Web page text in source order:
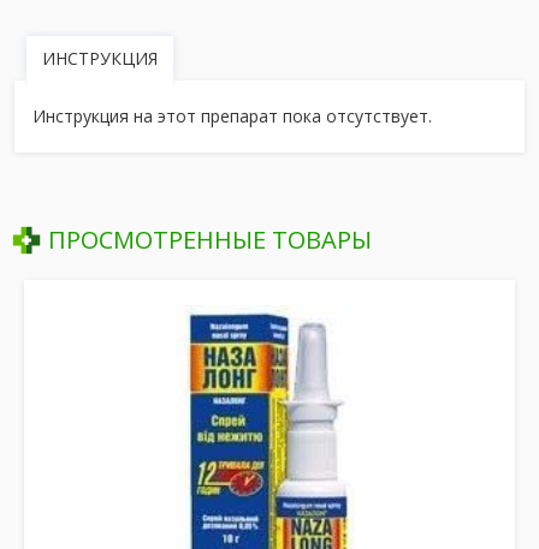
ИНСТРУКЦИЯ
Инструкция на этот препарат пока отсутствует.
ПРОСМОТРЕННЫЕ ТОВАРЫ